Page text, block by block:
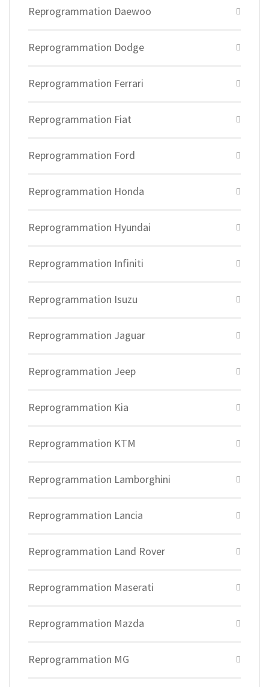
Reprogrammation Daewoo
Reprogrammation Dodge
Reprogrammation Ferrari
Reprogrammation Fiat
Reprogrammation Ford
Reprogrammation Honda
Reprogrammation Hyundai
Reprogrammation Infiniti
Reprogrammation Isuzu
Reprogrammation Jaguar
Reprogrammation Jeep
Reprogrammation Kia
Reprogrammation KTM
Reprogrammation Lamborghini
Reprogrammation Lancia
Reprogrammation Land Rover
Reprogrammation Maserati
Reprogrammation Mazda
Reprogrammation MG